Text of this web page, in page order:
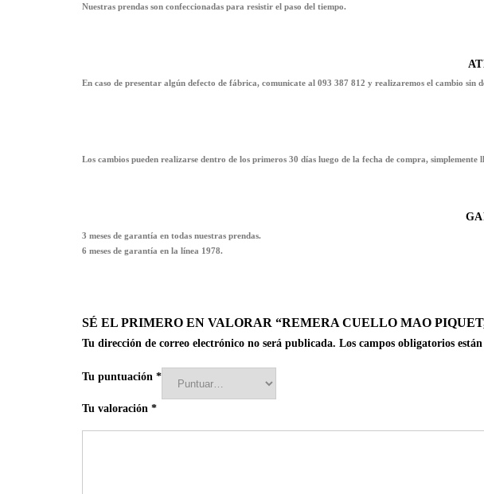
Nuestras prendas son confeccionadas para resistir el paso del tiempo.
En caso de presentar algún defecto de fábrica, comunicate al 093 387 812 y realizaremos el cambio sin
Los cambios pueden realizarse dentro de los primeros 30 días luego de la fecha de compra, simplemente
3 meses de garantía en todas nuestras prendas.
6 meses de garantía en la línea 1978.
SÉ EL PRIMERO EN VALORAR “REMERA CUELLO MAO
Tu dirección de correo electrónico no será publicada. Los campos obligatorios
Tu puntuación *
Tu valoración *